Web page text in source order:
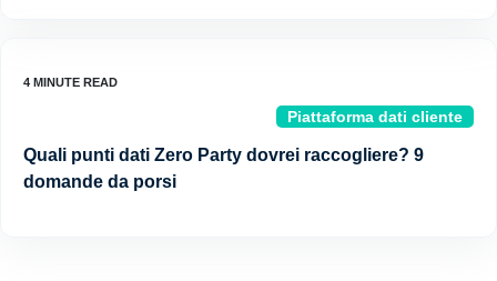
Piattaforma dati cliente
Quali punti dati Zero Party dovrei raccogliere? 9
domande da porsi